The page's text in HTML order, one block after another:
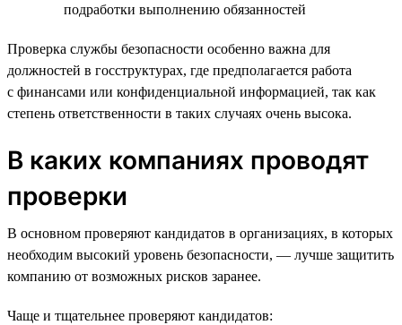
подработки выполнению обязанностей
Проверка службы безопасности особенно важна для
должностей в госструктурах, где предполагается работа
с финансами или конфиденциальной информацией, так как
степень ответственности в таких случаях очень высока.
В каких компаниях проводят
проверки
В основном проверяют кандидатов в организациях, в которых
необходим высокий уровень безопасности, — лучше защитить
компанию от возможных рисков заранее.
Чаще и тщательнее проверяют кандидатов: